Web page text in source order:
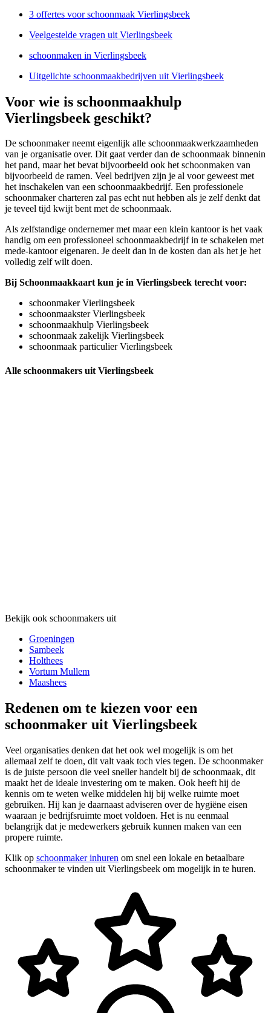
3 offertes voor schoonmaak Vierlingsbeek
Veelgestelde vragen uit Vierlingsbeek
schoonmaken in Vierlingsbeek
Uitgelichte schoonmaakbedrijven uit Vierlingsbeek
Voor wie is schoonmaakhulp
Vierlingsbeek geschikt?
De schoonmaker neemt eigenlijk alle schoonmaakwerkzaamheden
van je organisatie over. Dit gaat verder dan de schoonmaak binnenin
het pand, maar het bevat bijvoorbeeld ook het schoonmaken van
bijvoorbeeld de ramen. Veel bedrijven zijn je al voor geweest met
het inschakelen van een schoonmaakbedrijf. Een professionele
schoonmaker charteren zal pas echt nut hebben als je zelf denkt dat
je teveel tijd kwijt bent met de schoonmaak.
Als zelfstandige ondernemer met maar een klein kantoor is het vaak
handig om een professioneel schoonmaakbedrijf in te schakelen met
mede-kantoor eigenaren. Je deelt dan in de kosten dan als het je het
volledig zelf wilt doen.
Bij Schoonmaakkaart kun je in Vierlingsbeek terecht voor:
schoonmaker Vierlingsbeek
schoonmaakster Vierlingsbeek
schoonmaakhulp Vierlingsbeek
schoonmaak zakelijk Vierlingsbeek
schoonmaak particulier Vierlingsbeek
Alle schoonmakers uit Vierlingsbeek
Bekijk ook schoonmakers uit
Groeningen
Sambeek
Holthees
Vortum Mullem
Maashees
Redenen om te kiezen voor een
schoonmaker uit Vierlingsbeek
Veel organisaties denken dat het ook wel mogelijk is om het
allemaal zelf te doen, dit valt vaak toch vies tegen. De schoonmaker
is de juiste persoon die veel sneller handelt bij de schoonmaak, dit
maakt het de ideale investering om te maken. Ook heeft hij de
kennis om te weten welke middelen hij bij welke ruimte moet
gebruiken. Hij kan je daarnaast adviseren over de hygiëne eisen
waaraan je bedrijfsruimte moet voldoen. Het is nu eenmaal
belangrijk dat je medewerkers gebruik kunnen maken van een
propere ruimte.
Klik op schoonmaker inhuren om snel een lokale en betaalbare
schoonmaker te vinden uit Vierlingsbeek om mogelijk in te huren.